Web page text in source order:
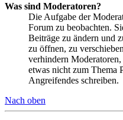
Was sind Moderatoren?
Die Aufgabe der
Forum zu beobachten.
Beiträge zu ändern und
zu öffnen, zu
verhindern
etwas nicht zum Thema
Angreifendes schreiben.
Nach oben